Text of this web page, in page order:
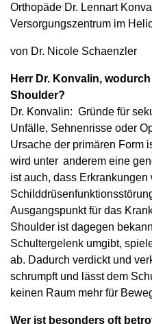
Orthopäde Dr. Lennart
Versorgungszentrum im
von Dr. Nicole Schaenzler
Herr Dr. Konvalin,
Shoulder?
Dr. Konvalin: Gründe für
Unfälle, Sehnenrisse oder
Ursache der primären Form
wird unter anderem eine
ist auch, dass
Ausgangspunkt für das
Shoulder ist dagegen
Schultergelenk umgibt,
ab. Dadurch verdickt und
schrumpft und lässt dem
keinen Raum mehr für
Wer ist besonders oft